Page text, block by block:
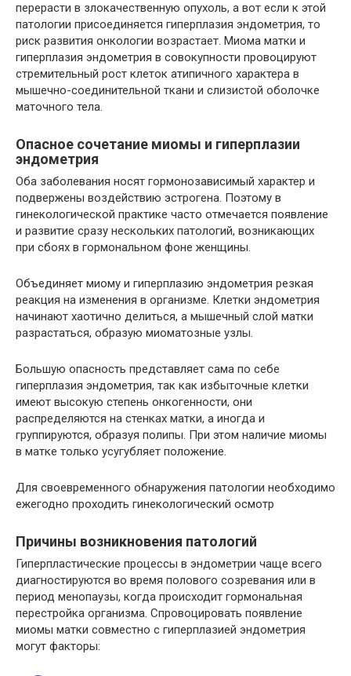
перерасти в злокачественную опухоль, а вот если к этой
патологии присоединяется гиперплазия эндометрия, то
риск развития онкологии возрастает. Миома матки и
гиперплазия эндометрия в совокупности провоцируют
стремительный рост клеток атипичного характера в
мышечно-соединительной ткани и слизистой оболочке
маточного тела.
Опасное сочетание миомы и гиперплазии
эндометрия
Оба заболевания носят гормонозависимый характер и
подвержены воздействию эстрогена. Поэтому в
гинекологической практике часто отмечается появление
и развитие сразу нескольких патологий, возникающих
при сбоях в гормональном фоне женщины.
Объединяет миому и гиперплазию эндометрия резкая
реакция на изменения в организме. Клетки эндометрия
начинают хаотично делиться, а мышечный слой матки
разрастаться, образую миоматозные узлы.
Большую опасность представляет сама по себе
гиперплазия эндометрия, так как избыточные клетки
имеют высокую степень онкогенности, они
распределяются на стенках матки, а иногда и
группируются, образуя полипы. При этом наличие миомы
в матке только усугубляет положение.
Для своевременного обнаружения патологии необходимо
ежегодно проходить гинекологический осмотр
Причины возникновения патологий
Гиперпластические процессы в эндометрии чаще всего
диагностируются во время полового созревания или в
период менопаузы, когда происходит гормональная
перестройка организма. Спровоцировать появление
миомы матки совместно с гиперплазией эндометрия
могут факторы: